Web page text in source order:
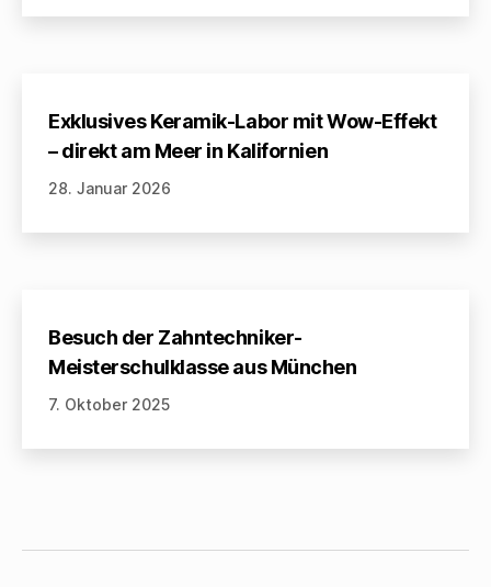
Exklusives Keramik-Labor mit Wow-Effekt
– direkt am Meer in Kalifornien
28. Januar 2026
Besuch der Zahntechniker-
Meisterschulklasse aus München
7. Oktober 2025